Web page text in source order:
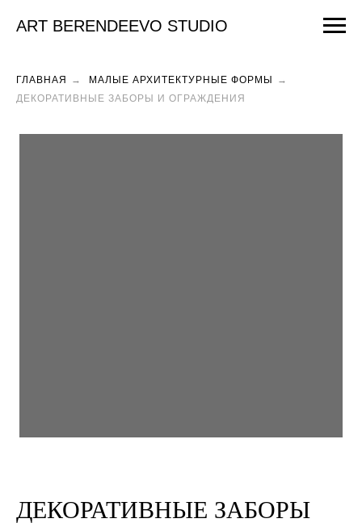
ART BERENDEEVO STUDIO
ГЛАВНАЯ → МАЛЫЕ АРХИТЕКТУРНЫЕ ФОРМЫ
→
ДЕКОРАТИВНЫЕ ЗАБОРЫ И ОГРАЖДЕНИЯ
ДЕКОРАТИВНЫЕ ЗАБОРЫ